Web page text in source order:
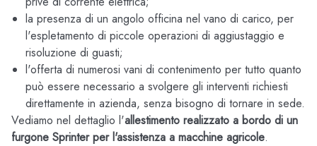
la presenza di un angolo officina nel vano di carico, per
l'espletamento di piccole operazioni di aggiustaggio e
risoluzione di guasti;
l'offerta di numerosi vani di contenimento per tutto quanto
può essere necessario a svolgere gli interventi richiesti
direttamente in azienda, senza bisogno di tornare in sede.
Vediamo nel dettaglio l'allestimento realizzato a bordo di un
furgone Sprinter per l'assistenza a macchine agricole.